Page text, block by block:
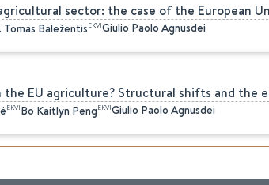
sector: the case of the European
Tomas BaležentisEKVIGiulio Paolo Agnusdei
EU agriculture? Structural shifts and the
EKVIBo Kaitlyn PengEKVIGiulio Paolo Agnusdei